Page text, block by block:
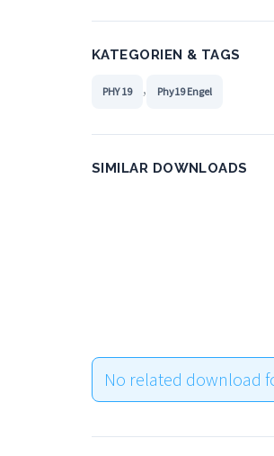
KATEGORIEN & TAGS
PHY 19 , Phy19 Engel
SIMILAR DOWNLOADS
No related download